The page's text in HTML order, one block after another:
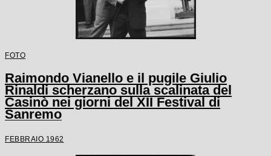
FOTO
Raimondo Vianello e il pugile Giulio
Rinaldi scherzano sulla scalinata del
Casinò nei giorni del XII Festival di
Sanremo
FEBBRAIO 1962